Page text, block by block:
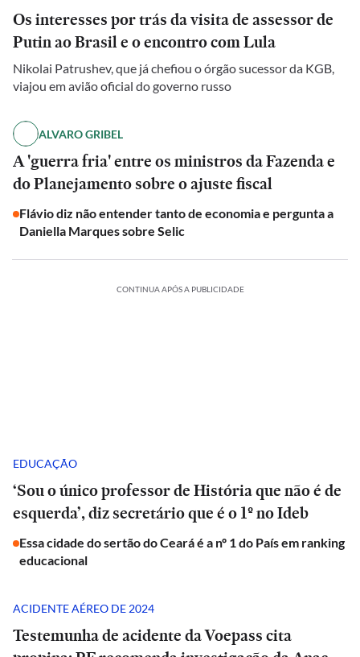
Os interesses por trás da visita de assessor de
Putin ao Brasil e o encontro com Lula
Nikolai Patrushev, que já chefiou o órgão sucessor da KGB,
viajou em avião oficial do governo russo
ALVARO GRIBEL
A 'guerra fria' entre os ministros da Fazenda e
do Planejamento sobre o ajuste fiscal
Flávio diz não entender tanto de economia e pergunta a
Daniella Marques sobre Selic
CONTINUA APÓS A PUBLICIDADE
EDUCAÇÃO
‘Sou o único professor de História que não é de
esquerda’, diz secretário que é o 1º no Ideb
Essa cidade do sertão do Ceará é a nº 1 do País em ranking
educacional
ACIDENTE AÉREO DE 2024
Testemunha de acidente da Voepass cita